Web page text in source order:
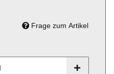
Frage zum Artikel